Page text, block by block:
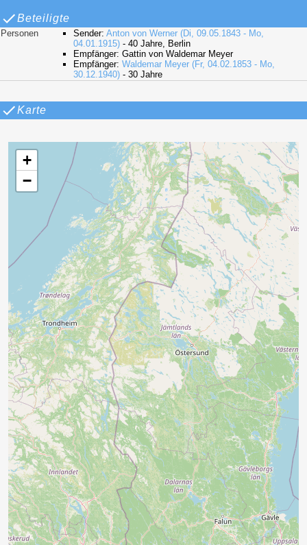
Beteiligte
Personen Sender:Anton von Werner (Di, 09.05.1843 - Mo,
04.01.1915) - 40 Jahre, Berlin
Empfänger: Gattin von Waldemar Meyer
Empfänger:Waldemar Meyer (Fr, 04.02.1853 - Mo,
30.12.1940) - 30 Jahre
Karte
+
−